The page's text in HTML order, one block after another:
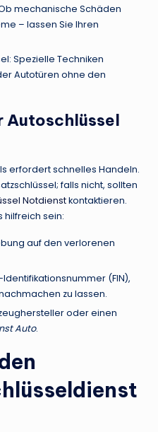
mechanische Schäden
– lassen Sie Ihren
Spezielle Techniken
Autotüren ohne den
Autoschlüssel
erfordert schnelles Handeln.
falls nicht, sollten
Notdienstkontaktieren.
hilfreich sein:
auf den verlorenen
(FIN),
zu lassen.
oder einen
Auto.